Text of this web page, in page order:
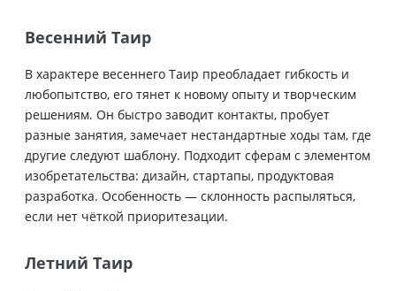
Весенний Таир
В характере весеннего Таир преобладает гибкость и
любопытство, его тянет к новому опыту и творческим
решениям. Он быстро заводит контакты, пробует
разные занятия, замечает нестандартные ходы там, где
другие следуют шаблону. Подходит сферам с элементом
изобретательства: дизайн, стартапы, продуктовая
разработка. Особенность — склонность распыляться,
если нет чёткой приоритезации.
Летний Таир